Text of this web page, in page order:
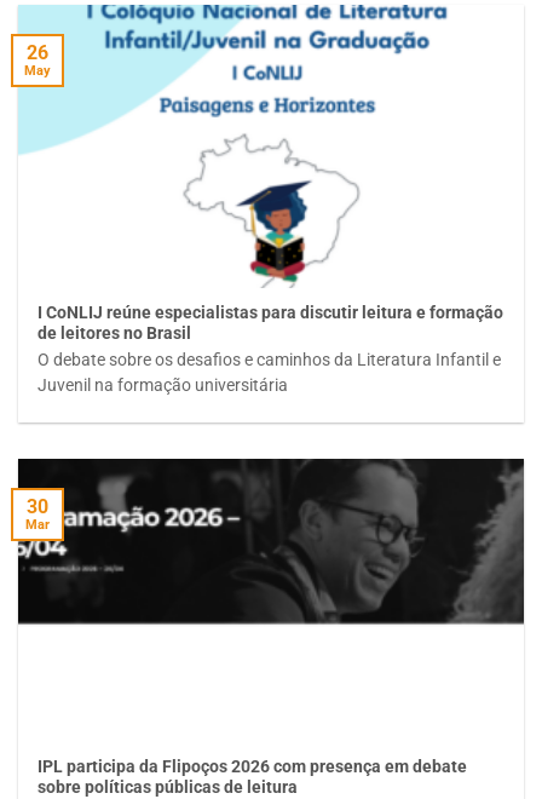
I CoNLIJ reúne especialistas para discutir leitura e formação
de leitores no Brasil
O debate sobre os desafios e caminhos da Literatura Infantil e
Juvenil na formação universitária
26
May
IPL participa da Flipoços 2026 com presença em debate
sobre políticas públicas de leitura
30
Mar